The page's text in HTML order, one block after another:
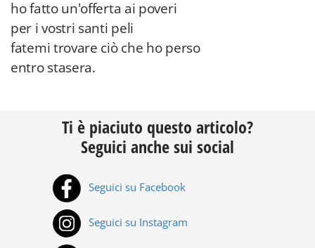
ho fatto un'offerta ai poveri
per i vostri santi peli
fatemi trovare ciò che ho perso
entro stasera.
Ti è piaciuto questo articolo?
Seguici anche sui social
Seguici su Facebook
Seguici su Instagram